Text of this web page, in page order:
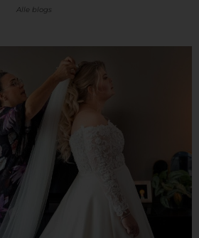
Alle blogs